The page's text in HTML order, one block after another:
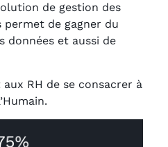
de gestion des
de gagner du
données et aussi de
RH de se consacrer à